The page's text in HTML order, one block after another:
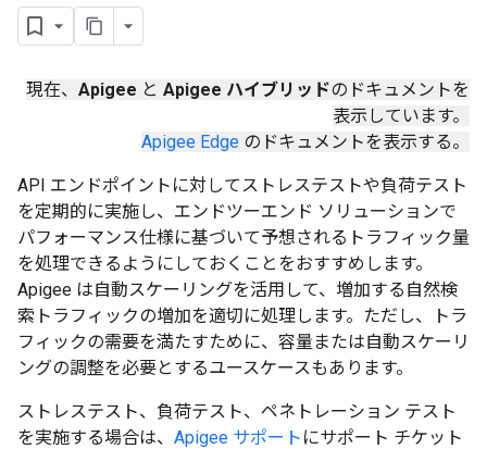
現在、 Apigee と Apigee ハイブリッドのドキュメントを
表示しています。
Apigee Edge のドキュメントを表示する。
API エンドポイントに対してストレステストや負荷テスト
を定期的に実施し、エンドツーエンド ソリューションで
パフォーマンス仕様に基づいて予想されるトラフィック量
を処理できるようにしておくことをおすすめします。
Apigee は自動スケーリングを活用して、増加する自然検
索トラフィックの増加を適切に処理します。ただし、トラ
フィックの需要を満たすために、容量または自動スケーリ
ングの調整を必要とするユースケースもあります。
ストレステスト、負荷テスト、ペネトレーション テスト
を実施する場合は、 Apigee サポート にサポート チケット